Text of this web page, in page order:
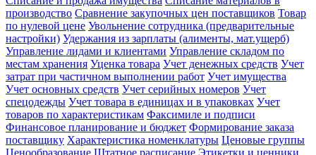
производство Сравнение закупочных цен поставщиков Товар
по нулевой цене Увольнение сотрудника (предварительные
настройки) Удержания из зарплаты (алименты, мат.ущерб)
Управление лидами и клиентами Управление складом по
местам хранения Уценка товара Учет денежных средств Учет
затрат при частичном выполнении работ Учет имущества
Учет основных средств Учет серийных номеров Учет
спецодежды Учет товара в единицах и в упаковках Учет
товаров по характеристикам Факсимиле и подписи
Финансовое планирование и бюджет Формирование заказа
поставщику Характеристика номенклатуры Ценовые группы
Ценообразование Штатное расписание Этикетки и ценники